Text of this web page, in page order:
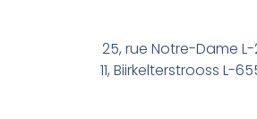
25, rue Notre-Dame
11, Biirkelterstrooss L-